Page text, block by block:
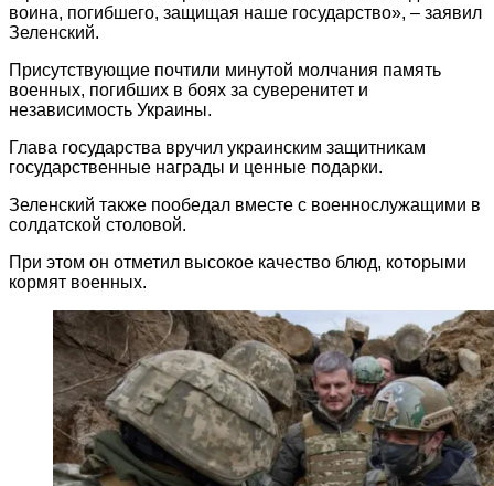
воина, погибшего, защищая наше государство», – заявил
Зеленский.
Присутствующие почтили минутой молчания память
военных, погибших в боях за суверенитет и
независимость Украины.
Глава государства вручил украинским защитникам
государственные награды и ценные подарки.
Зеленский также пообедал вместе с военнослужащими в
солдатской столовой.
При этом он отметил высокое качество блюд, которыми
кормят военных.